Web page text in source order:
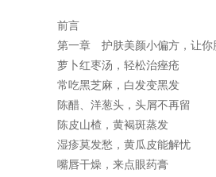
前言
第一章 护肤美颜小偏方，让你
萝卜红枣汤，轻松治痤疮
常吃黑芝麻，白发变黑发
陈醋、洋葱头，头屑不再留
陈皮山楂，黄褐斑蒸发
湿疹莫发愁，黄瓜皮能解忧
嘴唇干燥，来点眼药膏